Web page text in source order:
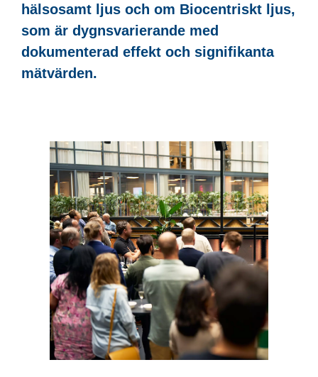
hälsosamt ljus och om Biocentriskt ljus,
som är dygnsvarierande med
dokumenterad effekt och signifikanta
mätvärden.